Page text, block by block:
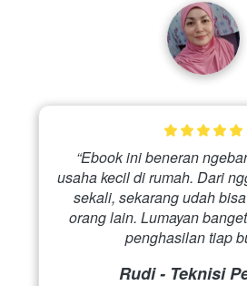
usaha kecil di rumah. Dari
sekali, sekarang udah
orang lain. Lumayan
penghasilan tiap
Rudi - Teknisi